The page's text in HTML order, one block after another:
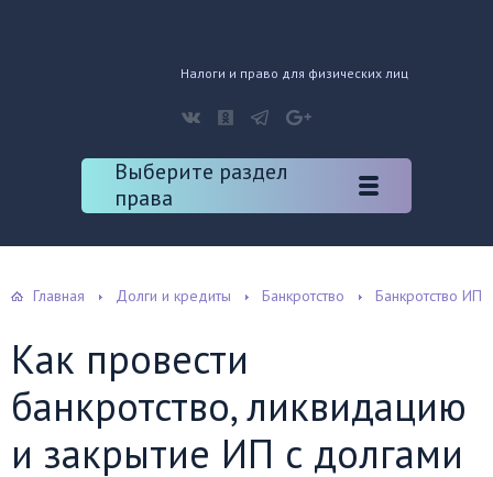
Налоги и право для физических лиц
Выберите раздел
права
Главная Долги и кредиты Банкротство Банкротство ИП
Как провести
банкротство, ликвидацию
и закрытие ИП с долгами